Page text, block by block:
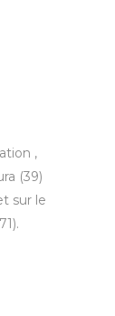
,
(39)
sur le